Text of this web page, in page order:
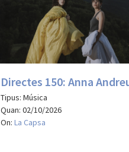
Directes 150: Anna
Tipus: Música
Quan: 02/10/2026
On: La Capsa